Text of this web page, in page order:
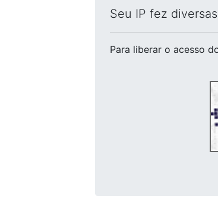
Seu IP fez
Para liberar o acesso